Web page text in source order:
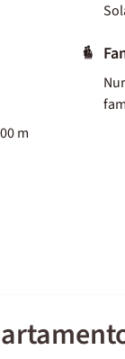
m